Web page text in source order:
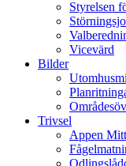
Styrelsen
Vicevärd
Bilder
Trivsel
Appen